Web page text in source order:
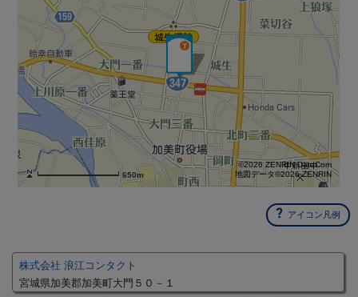
650m
©2026 ZENRIN DataCom
地図データ©2026 ZENRIN
アイコン凡例
株式会社 浪江コンタクト
宮城県加美郡加美町大門５０－１